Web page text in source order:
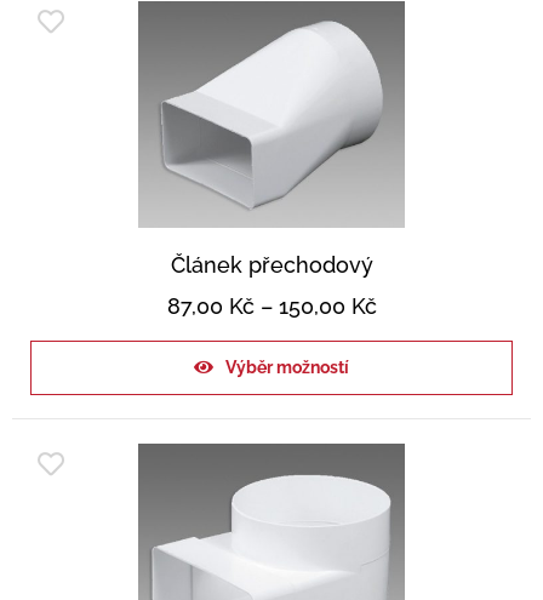
Článek přechodový
87,00 Kč– 150,00 Kč
Výběr možností